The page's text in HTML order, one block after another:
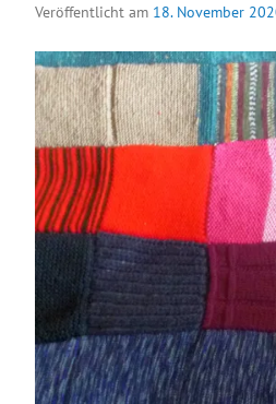
Veröffentlicht am 18. November